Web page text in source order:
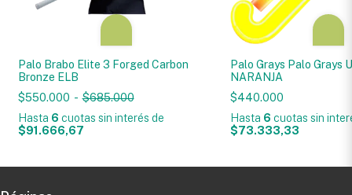
Palo Brabo Elite 3 Forged Carbon
Bronze ELB
$550.000 - $685.000
Hasta 6 cuotas sin interés de
$91.666,67
Palo Grays Palo Grays
NARANJA
$440.000
Hasta 6 cuotas sin
$73.333,33